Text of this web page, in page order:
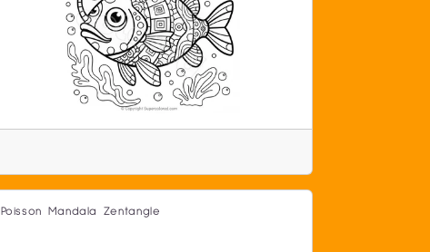
Poisson Mandala Zentangle